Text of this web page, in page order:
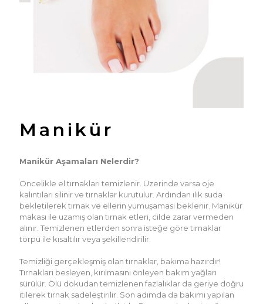
Manikür
Manikür Aşamaları Nelerdir?
Öncelikle el tırnakları temizlenir. Üzerinde varsa oje
kalıntıları silinir ve tırnaklar kurutulur. Ardından ılık suda
bekletilerek tırnak ve ellerin yumuşaması beklenir. Manikür
makası ile uzamış olan tırnak etleri, cilde zarar vermeden
alınır. Temizlenen etlerden sonra isteğe göre tırnaklar
törpü ile kısaltılır veya şekillendirilir.
Temizliği gerçekleşmiş olan tırnaklar, bakıma hazırdır!
Tırnakları besleyen, kırılmasını önleyen bakım yağları
sürülür. Ölü dokudan temizlenen fazlalıklar da geriye doğru
itilerek tırnak sadeleştirilir. Son adımda da bakımı yapılan